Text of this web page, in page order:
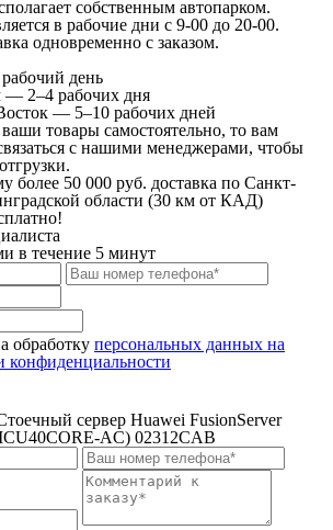
собственным автопарком.
в рабочие дни с 9-00 до 20-00.
одновременно с заказом.
день
— 2–4 рабочих дня
— 5–10 рабочих дней
товары самостоятельно, то вам
с нашими менеджерами, чтобы
более 50 000 руб. доставка по Санкт-
области (30 км от КАД)
в течение 5 минут
обработку персональных данных на
конфиденциальности
сервер Huawei FusionServer
AC) 02312CAB